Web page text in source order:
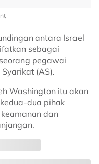
antara Israel
sebagai
pegawai
(AS).
Washington itu akan
dua pihak
dan